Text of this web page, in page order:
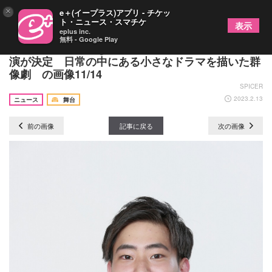
中村静香主演、imgAct5『明日の卒業生たち』の上
演が決定 日常の中にある小さなドラマを描いた群
像劇 の画像11/14
SPICER
ニュース
舞台 2023.2.13
前の画像 記事に戻る 次の画像
× e＋(イープラス)アプリ - チケッ
ト・ニュース・スマチケ
eplus inc.
無料 - Google Play
表示